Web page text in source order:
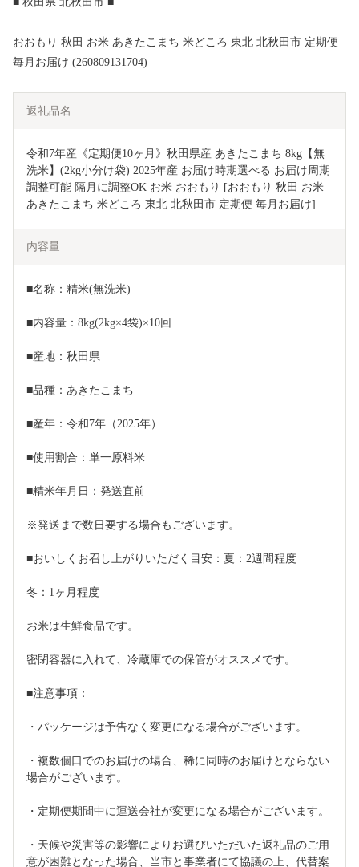
おおもり 秋田 お米 あきたこまち 米どころ 東北 北秋田市 定期便
毎月お届け (260809131704)
返礼品名
令和7年産《定期便10ヶ月》秋田県産 あきたこまち 8kg【無
洗米】(2kg小分け袋) 2025年産 お届け時期選べる お届け周期
調整可能 隔月に調整OK お米 おおもり [おおもり 秋田 お米
あきたこまち 米どころ 東北 北秋田市 定期便 毎月お届け]
内容量
■名称：精米(無洗米)
■内容量：8kg(2kg×4袋)×10回
■産地：秋田県
■品種：あきたこまち
■産年：令和7年（2025年）
■使用割合：単一原料米
■精米年月日：発送直前
※発送まで数日要する場合もございます。
■おいしくお召し上がりいただく目安：夏：2週間程度
冬：1ヶ月程度
お米は生鮮食品です。
密閉容器に入れて、冷蔵庫での保管がオススメです。
■注意事項：
・パッケージは予告なく変更になる場合がございます。
・複数個口でのお届けの場合、稀に同時のお届けとならない
場合がございます。
・定期便期間中に運送会社が変更になる場合がございます。
・天候や災害等の影響によりお選びいただいた返礼品のご用
意が困難となった場合、当市と事業者にて協議の上、代替案